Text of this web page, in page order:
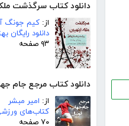
دانلود کتاب سرگذشت
از: کیم جونگ
دانلود رایگان
۹۳ صفحه
دانلود کتاب مرجع جام
از: امیر مبشر
کتاب‌های
۷۰ صفحه